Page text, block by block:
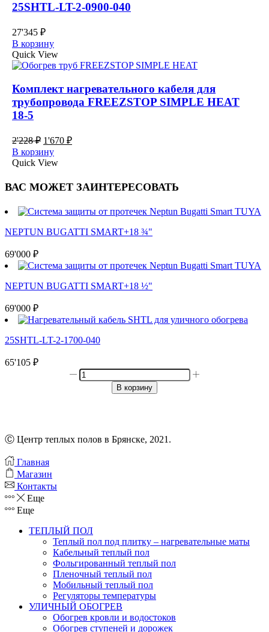
25SHTL-LT-2-0900-040
27'345 ₽
В корзину
Quick View
Комплект нагревательного кабеля для
трубопровода FREEZSTOP SIMPLE HEAT
18-5
2'228₽ Первоначальная
цена
составляла
1'670 ₽Текущая
В корзину
Quick View
ВАС МОЖЕТ ЗАИНТЕРЕСОВАТЬ
NEPTUN BUGATTI SMART+18 ¾"
69'000 ₽
NEPTUN BUGATTI SMART+18 ½"
69'000 ₽
25SHTL-LT-2-1700-040
65'105 ₽
Количество
товара
Комплект
трубопровода
В корзину
Ⓒ Центр теплых полов в Брянске, 2021.
Главная
Магазин
Контакты
Еще
Еще
ТЕПЛЫЙ ПОЛ
Теплый пол под плитку – нагревательные маты
Кабельный теплый пол
Фольгированный теплый пол
Пленочный теплый пол
Мобильный теплый пол
Регуляторы температуры
УЛИЧНЫЙ ОБОГРЕВ
Обогрев кровли и водостоков
Обогрев ступеней и дорожек